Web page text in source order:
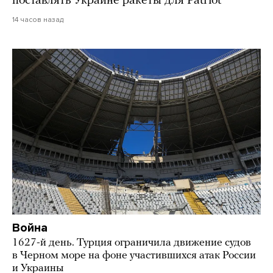
14 часов назад
Война
1627-й день. Турция ограничила движение судов
в Черном море на фоне участившихся атак России
и Украины